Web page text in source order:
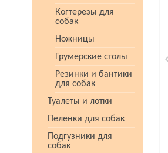
Когтерезы для
собак
Ножницы
Грумерские столы
Резинки и бантики
для собак
Туалеты и лотки
Пеленки для собак
Подгузники для
собак